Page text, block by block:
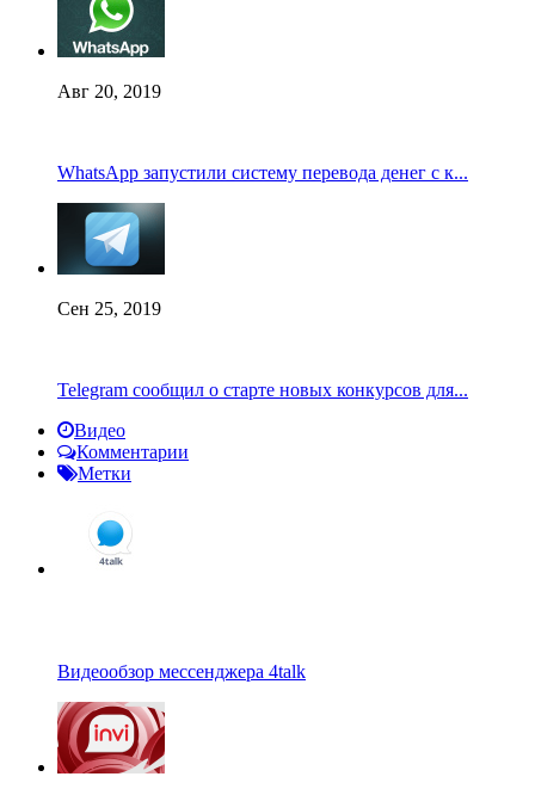
Авг 20, 2019
WhatsApp запустили систему перевода денег с к...
Сен 25, 2019
Telegram сообщил о старте новых конкурсов для...
Видео
Комментарии
Метки
Видеообзор мессенджера 4talk